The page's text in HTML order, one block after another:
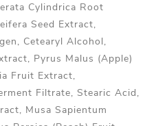
Cylindrica Root
Seed Extract,
Cetearyl Alcohol,
Pyrus Malus (Apple)
Fruit Extract,
Filtrate, Stearic Acid,
Musa Sapientum